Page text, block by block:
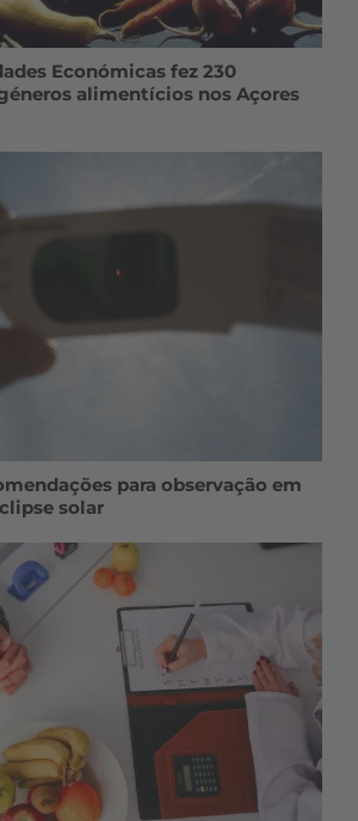
Económicas fez 230
alimentícios nos Açores
para observação em
solar